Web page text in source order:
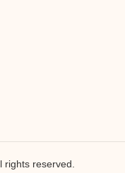
rights reserved.